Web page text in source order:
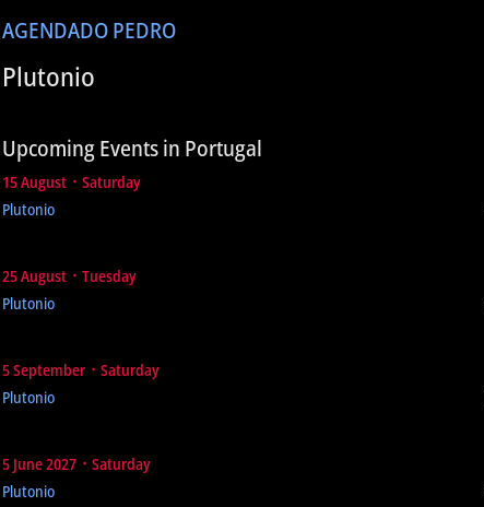
AGENDADO PEDRO
Plutonio
Upcoming Events in Portugal
15 August ᛫ Saturday
Plutonio
25 August ᛫ Tuesday
Plutonio
5 September ᛫ Saturday
Plutonio
5 June 2027 ᛫ Saturday
Plutonio